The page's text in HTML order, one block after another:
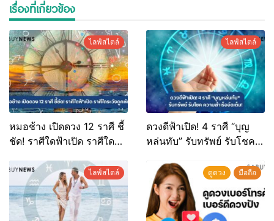
เรื่องที่เกี่ยวข้อง
ไลฟ์สไตล์
หมอช้าง เปิดดวง 12 ราศี ชี้
ชัด! ราศีใดฟ้าเปิด ราศีใด
ไลฟ์สไตล์
ดวงดีฟ้าเปิด! 4 ราศี “บุญ
หล่นทับ” รับทรัพย์ รับโชค
ไลฟ์สไตล์ ดูดวง มือถือ